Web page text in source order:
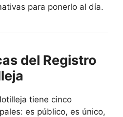
para ponerlo al día.
del Registro
tiene cinco
es público, es único,